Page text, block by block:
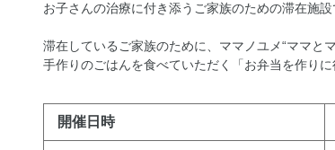
お子さんの治療に付き添うご家族のための滞在施設
滞在しているご家族のために、ママノユメ“ママと
手作りのごはんを食べていただく「お弁当を作り
開催日時